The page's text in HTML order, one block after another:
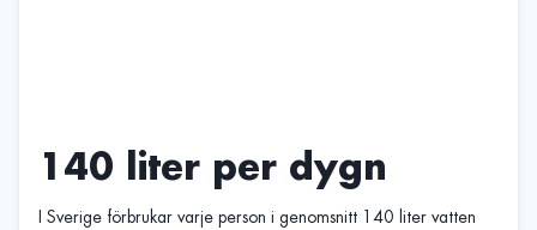
140 liter per dygn
I Sverige förbrukar varje person i genomsnitt 140 liter vatten